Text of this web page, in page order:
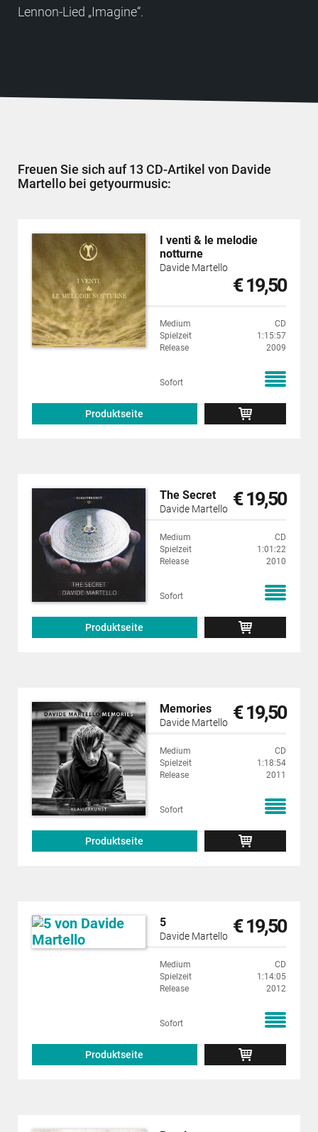
Lennon-Lied „Imagine“.
Freuen Sie sich auf 13 CD-Artikel von Davide
Martello bei getyourmusic:
I venti & le melodie
notturne
Davide Martello
€ 19,50
Medium
CD
Spielzeit
1:15:57
Release
2009
Sofort
Produktseite
The Secret
Davide Martello € 19,50
Medium
CD
Spielzeit
1:01:22
Release
2010
Sofort
Produktseite
Memories
Davide Martello € 19,50
Medium
CD
Spielzeit
1:18:54
Release
2011
Sofort
Produktseite
5
Davide Martello € 19,50
Medium
CD
Spielzeit
1:14:05
Release
2012
Sofort
Produktseite